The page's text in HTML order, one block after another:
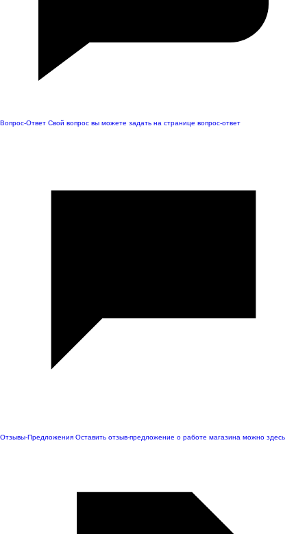
Вопрос-Ответ Свой вопрос вы можете задать на странице вопрос-ответ
Отзывы-Предложения Оставить отзыв-предложение о работе магазина можно здесь